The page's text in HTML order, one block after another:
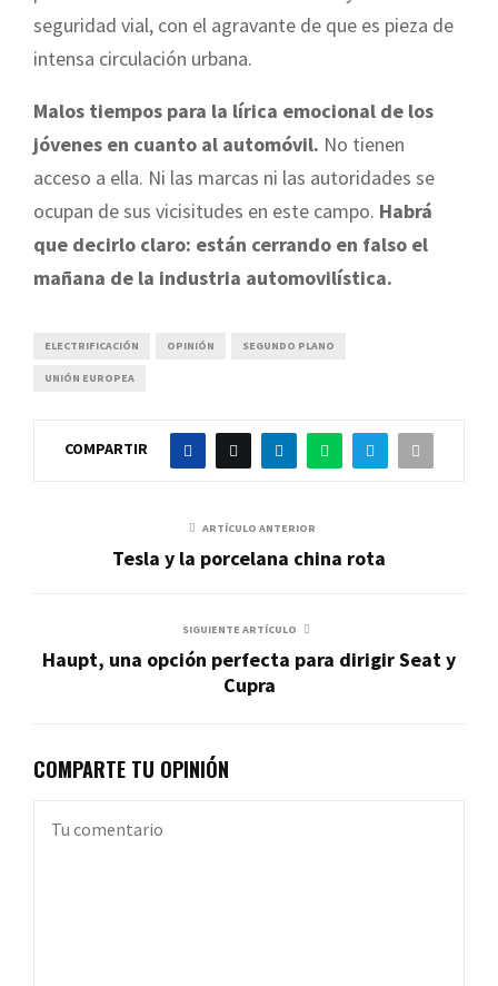
seguridad vial, con el agravante de que es pieza de
intensa circulación urbana.
Malos tiempos para la lírica emocional de los
jóvenes en cuanto al automóvil. No tienen
acceso a ella. Ni las marcas ni las autoridades se
ocupan de sus vicisitudes en este campo. Habrá
que decirlo claro: están cerrando en falso el
mañana de la industria automovilística.
ELECTRIFICACIÓN OPINIÓN SEGUNDO PLANO
UNIÓN EUROPEA
COMPARTIR
ARTÍCULO ANTERIOR
Tesla y la porcelana china rota
SIGUIENTE ARTÍCULO
Haupt, una opción perfecta para dirigir Seat y
Cupra
COMPARTE TU OPINIÓN